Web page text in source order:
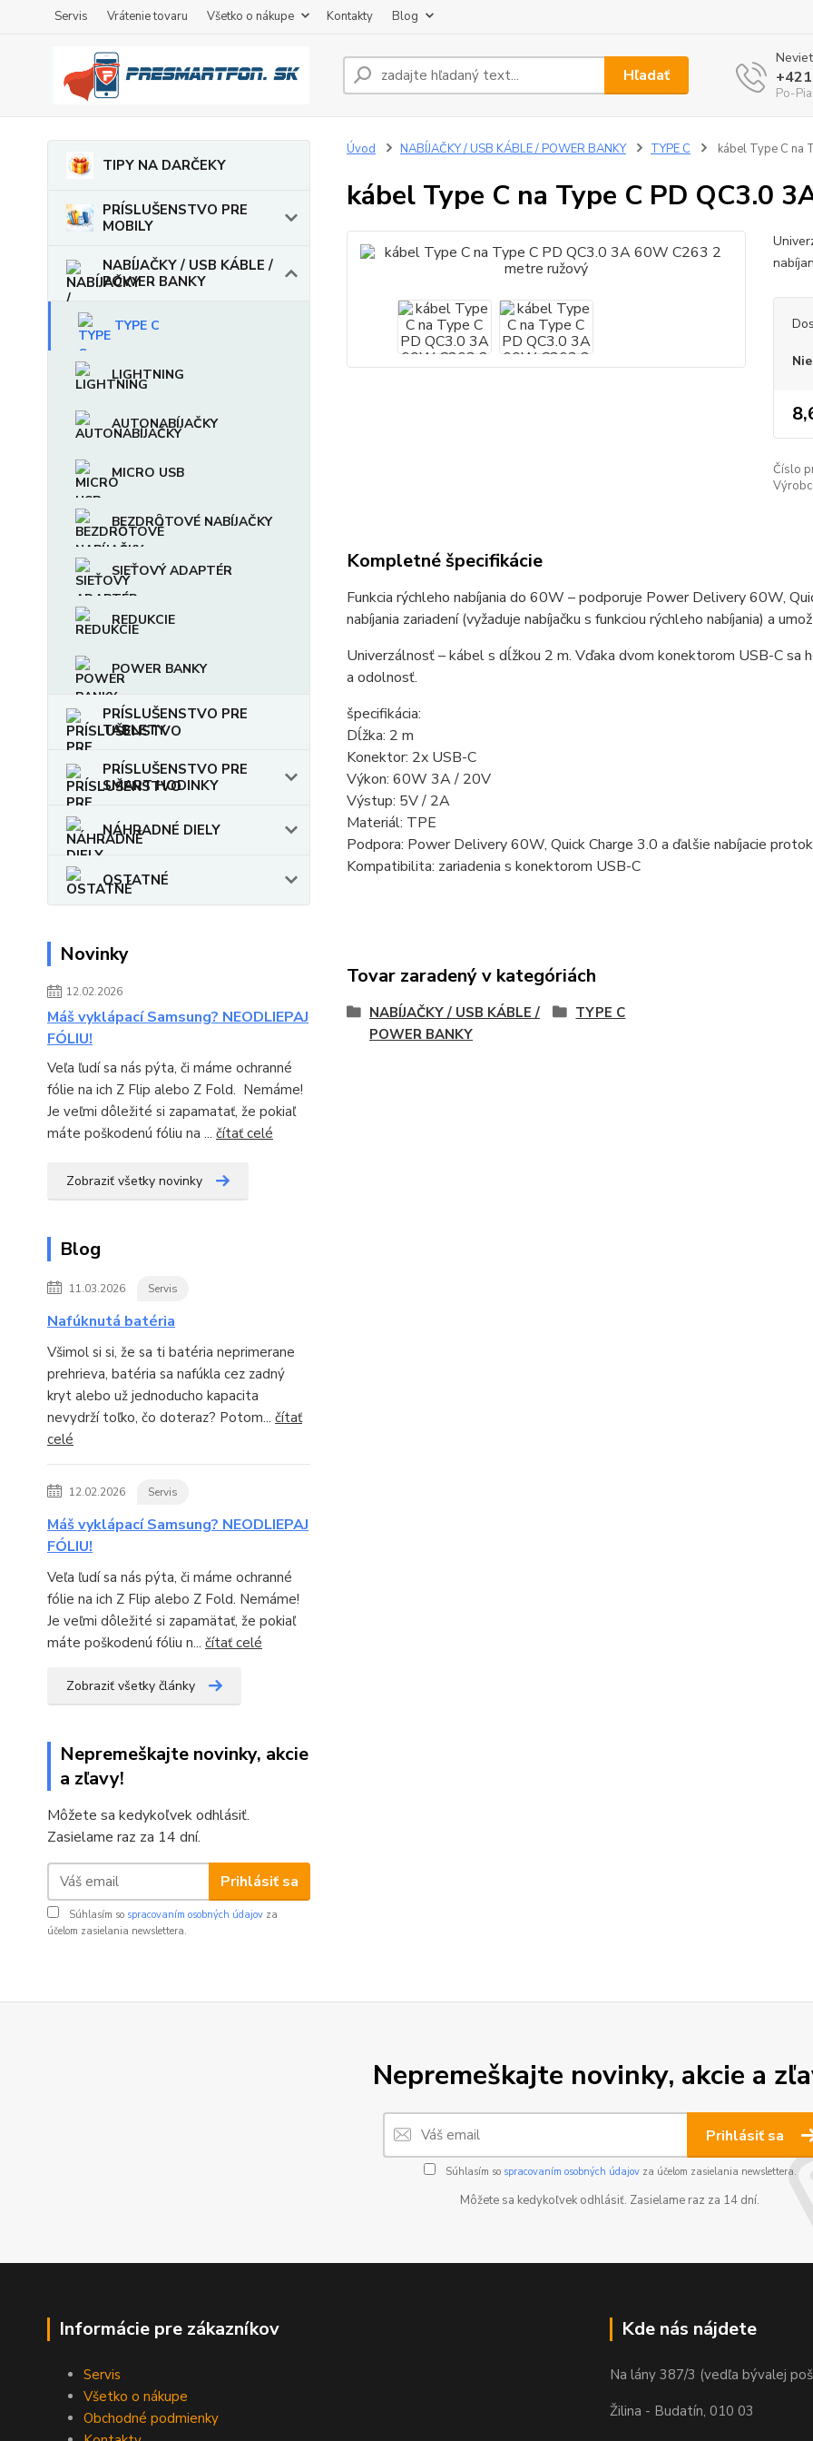
Servis Vrátenie tovaru Všetko o nákupe Kontakty Blog
Hľadať
Po-
TIPY NA DARČEKY
PRÍSLUŠENSTVO PRE
MOBILY
NABÍJAČKY / USB KÁBLE /
POWER BANKY
TYPE C
LIGHTNING
AUTONABÍJAČKY
MICRO USB
BEZDRȎTOVÉ NABÍJAČKY
SIEŤOVÝ ADAPTÉR
REDUKCIE
POWER BANKY
PRÍSLUŠENSTVO PRE
TABLETY
PRÍSLUŠENSTVO PRE
SMART HODINKY
NÁHRADNÉ DIELY
OSTATNÉ
Novinky
12.02.2026
Máš vyklápací Samsung? NEODLIEPAJ
FÓLIU!
Veľa ľudí sa nás pýta, či máme ochranné
fólie na ich Z Flip alebo Z Fold. Nemáme!
Je veľmi dôležité si zapamatať, že pokiaľ
máte poškodenú fóliu na ... čítať celé
Zobraziť všetky novinky
Blog
11.03.2026 Servis
Nafúknutá batéria
Všimol si si, že sa ti batéria neprimerane
prehrieva, batéria sa nafúkla cez zadný
kryt alebo už jednoducho kapacita
nevydrží toľko, čo doteraz? Potom... čítať
celé
12.02.2026 Servis
Máš vyklápací Samsung? NEODLIEPAJ
FÓLIU!
Veľa ľudí sa nás pýta, či máme ochranné
fólie na ich Z Flip alebo Z Fold. Nemáme!
Je veľmi dôležité si zapamätať, že pokiaľ
máte poškodenú fóliu n... čítať celé
Zobraziť všetky články
Nepremeškajte novinky, akcie
a zľavy!
Môžete sa kedykoľvek odhlásiť.
Zasielame raz za 14 dní.
Prihlásiť sa
Súhlasím so spracovaním osobných údajov za
účelom zasielania newslettera.
Úvod NABÍJAČKY / USB KÁBLE / POWER BANKY TYPE C kábel Type C na
kábel Type C na Type C PD QC3.0
Číslo
Kompletné špecifikácie
Funkcia rýchleho nabíjania do 60W – podporuje Power Delivery 60W,
nabíjania zariadení (vyžaduje nabíjačku s funkciou rýchleho nabíjania) a
Univerzálnosť – kábel s dĺžkou 2 m. Vďaka dvom konektorom USB-C sa
a odolnosť.
špecifikácia:
Dĺžka: 2 m
Konektor: 2x USB-C
Výkon: 60W 3A / 20V
Výstup: 5V / 2A
Materiál: TPE
Podpora: Power Delivery 60W, Quick Charge 3.0 a ďalšie nabíjacie
Kompatibilita: zariadenia s konektorom USB-C
Tovar zaradený v kategóriách
NABÍJAČKY / USB KÁBLE /
POWER BANKY
TYPE C
Nepremeškajte novinky, akcie a
Prihlásiť sa
Súhlasím so spracovaním osobných údajovza účelom zasielania newslettera.
Môžete sa kedykoľvek odhlásiť. Zasielame raz za 14 dní.
Informácie pre zákazníkov
Servis
Všetko o nákupe
Obchodné podmienky
Kde nás nájdete
Na lány 387/3 (vedľa bývalej
Žilina - Budatín, 010 03